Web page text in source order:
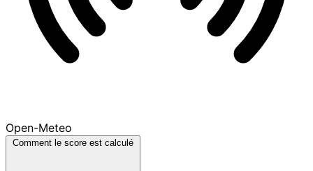
Open-Meteo
Comment le score est calculé